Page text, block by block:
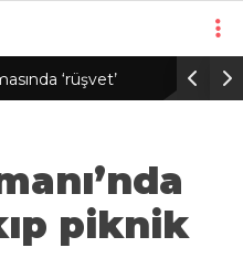
Ar-Ge’ye 253
harcandı
piknik